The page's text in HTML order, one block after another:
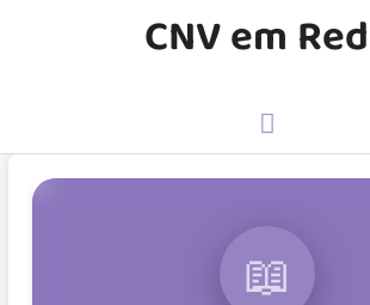
CNV em
📖